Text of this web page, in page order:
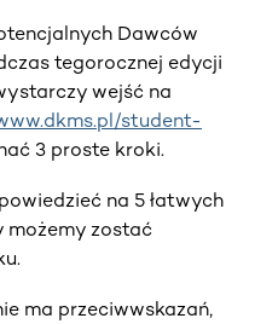
Dawców
tegorocznej edycji
wejść na
student-
3 proste kroki.
na 5 łatwych
możemy zostać
ma przeciwwskazań,